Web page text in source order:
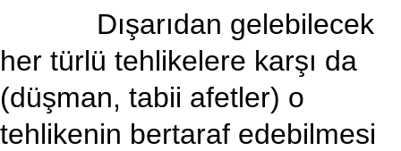
Dışarıdan gelebilecek
her türlü tehlikelere karşı da
(düşman, tabii afetler) o
tehlikenin bertaraf edebilmesi